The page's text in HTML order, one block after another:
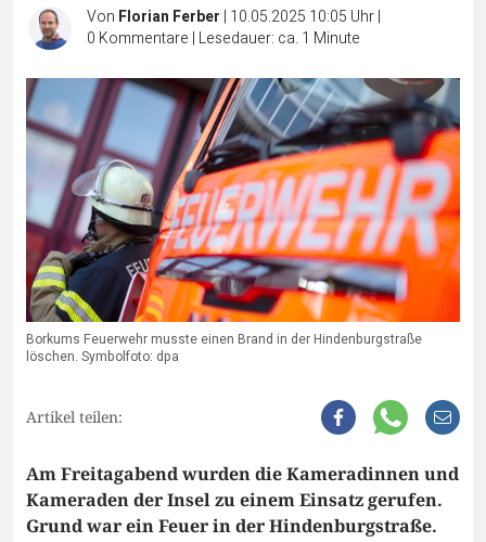
Von Florian Ferber | 10.05.2025 10:05 Uhr|
0 Kommentare | Lesedauer: ca. 1 Minute
Borkums Feuerwehr musste einen Brand in der Hindenburgstraße
löschen. Symbolfoto: dpa
Artikel teilen:
Am Freitagabend wurden die Kameradinnen und
Kameraden der Insel zu einem Einsatz gerufen.
Grund war ein Feuer in der Hindenburgstraße.